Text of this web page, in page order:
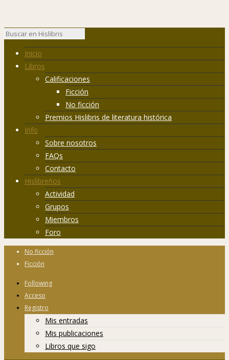
Inicio
Libros
Calificaciones
Ficción
No ficción
Premios Hislibris de literatura histórica
Info
Sobre nosotros
FAQs
Contacto
Hislibreños
Actividad
Grupos
Miembros
Foro
No ficción
Ficción
Following
Acceso
Registro
Mis entradas
Mis publicaciones
Libros que sigo